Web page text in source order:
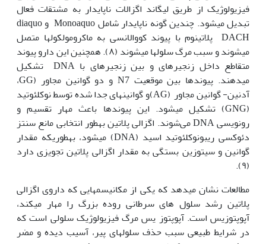
فیزیولوژیک از طریق لیگاند اگزالات ناپایدار به مشتقات فعال
تبدیل می‫شود. چندین گونه ناپایدار شامل Monoaquo و diaquo
DACH پلاتینوم با پیوند کووالانسی به ماکرومولکول­ها متصل
می‫شوند و سبب مرگ سلول‫ها می‫شوند (۸). هم‫چنین این دارو پیوند
متقاطع داخل زنجیره‫ای و بین زنجیره‫ای با DNA تشکیل
می‫دهند. پیوندها بین موقعیت N7 و دو گوانین مجاور (GG،
آدنین- گوانین مجاور (AG)و گوانین‫های جدا شده توسط نوکلئوتید
(GNG) تشکیل می‫شود. این پیوندها باعث مهار تقسیم و
رونویسی DNA می‌شوند. اگزالی پلاتین به‫طور انتخابی مانع سنتز
دئوکسی ریبونوکلئوتید اسید (DNA) می‫شود، به‫طوری‫که مقدار
گوانین و سیتوزین بستگی به مقدار اگزالی پلاتین تجویزی دارد
(۹).
مطالعات نشان می‫دهد که یکی از مکانیسم­هایی که داروی اگزالی
پلاتین رشد سلول های سرطانی روده بزرگ را مهار می‫کند،
آپوپتوزیس است. آپوپتوز یس مرگ فیزیولوژیک سلولی است که
در شرایط طبیعی سبب حذف سلول‫های پیر، آسیب دیده و مضر